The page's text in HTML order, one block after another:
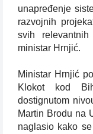
unapređenje
razvojnih
svih
ministar Hrnjić.
Ministar Hrnjić
Klokot kod
dostignutom
Martin Brodu na
naglasio kako